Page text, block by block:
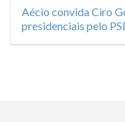
Aécio convida Ciro
presidenciais pelo